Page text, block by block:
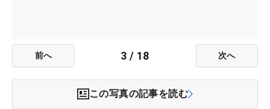
前へ 3 / 18 次へ
この写真の記事を読む